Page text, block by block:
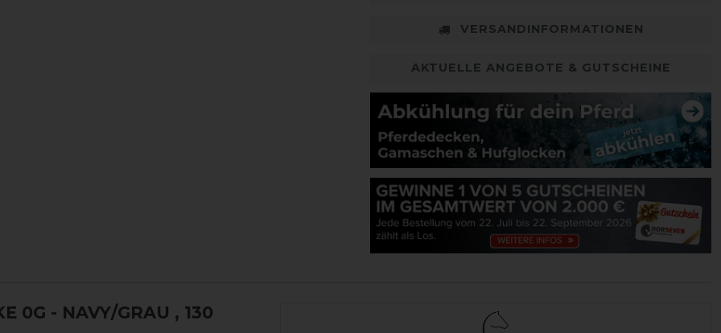
VERSANDINFORMATIONEN
AKTUELLE ANGEBOTE & GUTSCHEINE
0G - NAVY/GRAU , 130